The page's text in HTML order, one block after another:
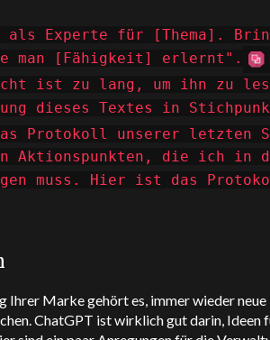
als Experte für [Thema].
man [Fähigkeit] erlernt".
ist zu lang, um ihn zu
dieses Textes in
Protokoll unserer letzten
Aktionspunkten, die ich in
muss. Hier ist das
Ihrer Marke gehört es, immer wieder
ChatGPT ist wirklich gut darin, Ideen